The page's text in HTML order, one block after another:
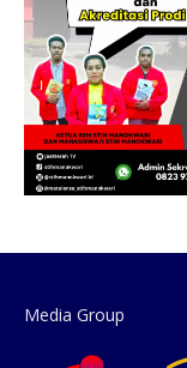
Media Group